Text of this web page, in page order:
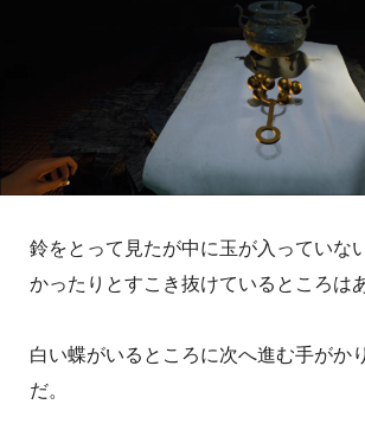
鈴をとって見たが中に玉が入っていな
かったりとすこき抜けているところは
白い蝶がいるところに次へ進む手がか
だ。